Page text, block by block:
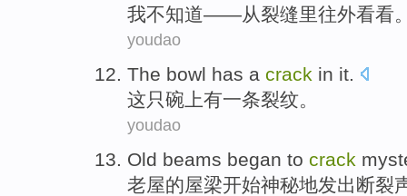
我不知道——从裂缝里往外看看
youdao
The bowl has a crack in it.
这只碗上有一条裂纹。
youdao
Old beams began to crack
老屋的屋梁开始神秘地发出 断裂